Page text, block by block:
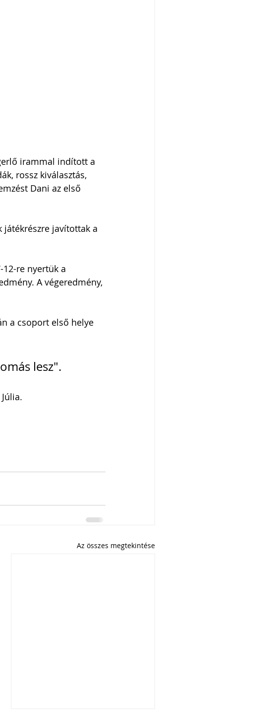
irammal indított a
rossz kiválasztás,
Dani az első
javítottak a
re nyertük a
A végeredmény,
a csoport első helye
lesz".
Az összes megtekintése